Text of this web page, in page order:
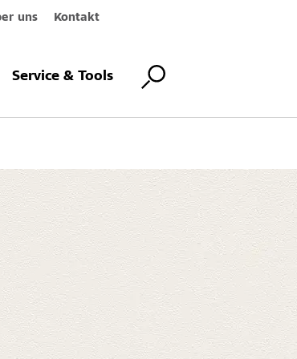
uns Kontakt
Service & Tools